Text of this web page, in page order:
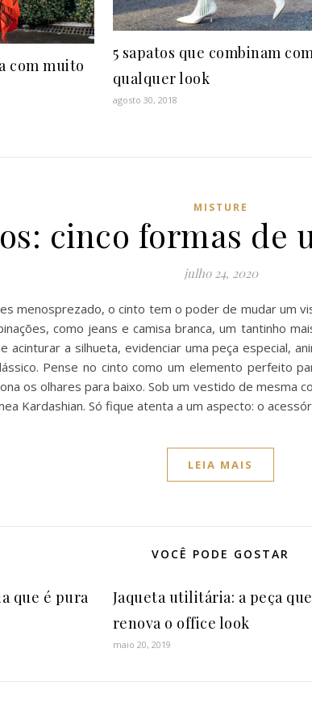
com muito
5 sapatos que combinam
qualquer look
agosto 30, 2018
MISTURE
cinco formas de
julho 24, 2020
menosprezado, o cinto tem o poder de mudar um
como jeans e camisa branca, um tantinho
acinturar a silhueta, evidenciar uma peça especial,
Pense no cinto como um elemento perfeito
os olhares para baixo. Sob um vestido de mesma
Kardashian. Só fique atenta a um aspecto: o
LEIA MAIS
VOCÊ PODE GOSTAR
que é pura
Jaqueta utilitária: a peça que
renova o office look
maio 20, 2019